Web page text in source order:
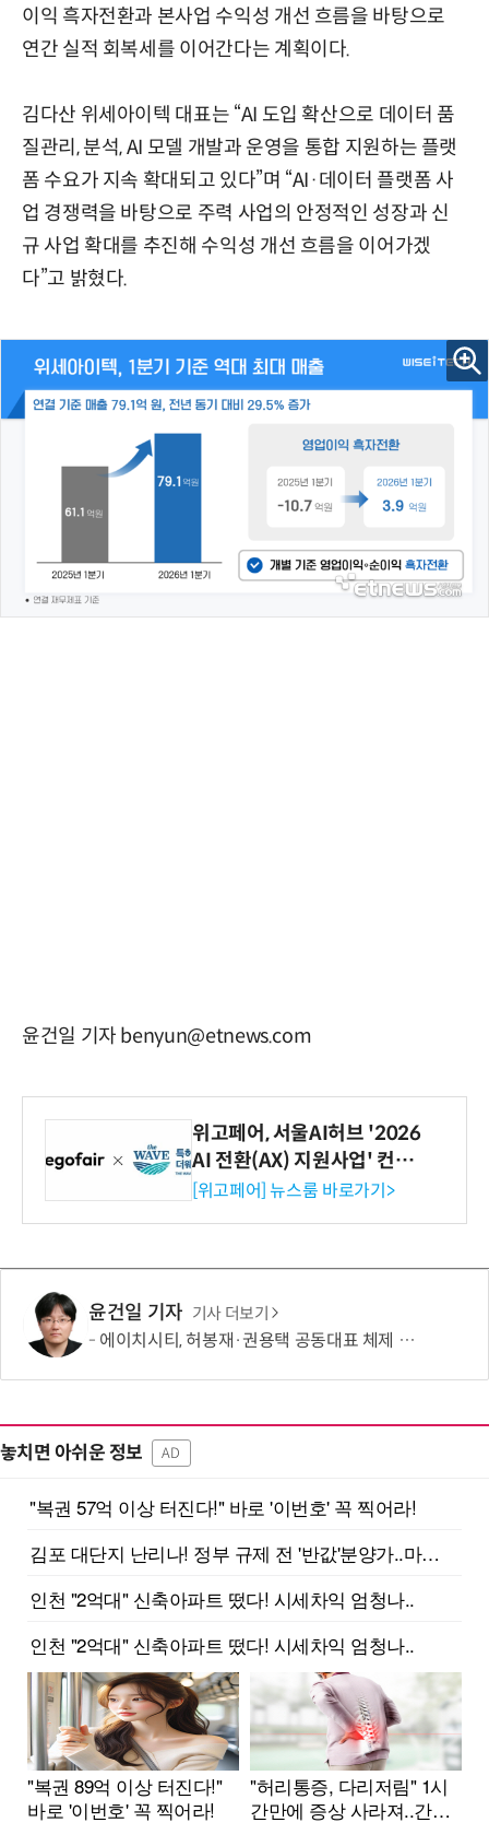
이익 흑자전환과 본사업 수익성 개선 흐름을 바탕으로
연간 실적 회복세를 이어간다는 계획이다.
김다산 위세아이텍 대표는 “AI 도입 확산으로 데이터 품
질관리, 분석, AI 모델 개발과 운영을 통합 지원하는 플랫
폼 수요가 지속 확대되고 있다”며 “AI·데이터 플랫폼 사
업 경쟁력을 바탕으로 주력 사업의 안정적인 성장과 신
규 사업 확대를 추진해 수익성 개선 흐름을 이어가겠
다”고 밝혔다.
윤건일 기자 benyun@etnews.com
위고페어, 서울AI허브 '2026
AI 전환(AX) 지원사업' 컨소
시엄 선정
[위고페어] 뉴스룸 바로가기>
윤건일 기자 기사 더보기
에이치시티, 허봉재·권용택 공동대표 체제 출범…“미래전략산업·글로벌 시장 중심 성장”
놓치면 아쉬운 정보 AD